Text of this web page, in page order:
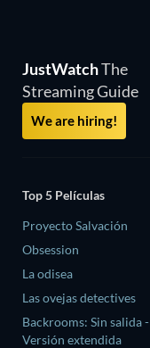
JustWatchThe
Streaming Guide
We are hiring!
Top 5 Películas
Proyecto Salvación
Obsession
La odisea
Las ovejas detectives
Backrooms: Sin salida -
Versión extendida